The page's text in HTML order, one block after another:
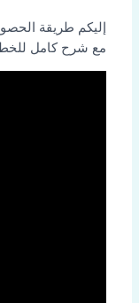
إليكم طريقة
مع شرح كامل